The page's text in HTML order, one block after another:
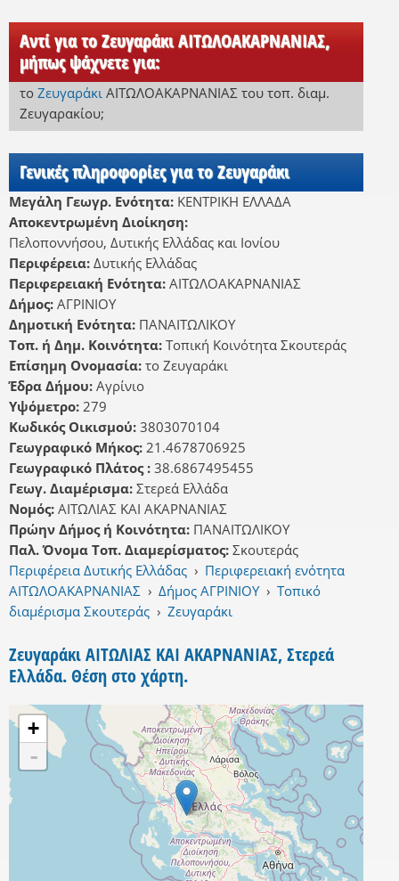
Αντί για το Ζευγαράκι ΑΙΤΩΛΟΑΚΑΡΝΑΝΙΑΣ,
μήπως ψάχνετε για:
το Ζευγαράκι ΑΙΤΩΛΟΑΚΑΡΝΑΝΙΑΣ του τοπ. διαμ.
Ζευγαρακίου;
Γενικές πληροφορίες για το Ζευγαράκι
Μεγάλη Γεωγρ. Ενότητα: ΚΕΝΤΡΙΚΗ ΕΛΛΑΔΑ
Αποκεντρωμένη Διοίκηση:
Πελοποννήσου, Δυτικής Ελλάδας και Ιονίου
Περιφέρεια: Δυτικής Ελλάδας
Περιφερειακή Ενότητα: ΑΙΤΩΛΟΑΚΑΡΝΑΝΙΑΣ
Δήμος: ΑΓΡΙΝΙΟΥ
Δημοτική Ενότητα: ΠΑΝΑΙΤΩΛΙΚΟΥ
Τοπ. ή Δημ. Κοινότητα: Τοπική Κοινότητα Σκουτεράς
Επίσημη Ονομασία: το Ζευγαράκι
Έδρα Δήμου: Αγρίνιο
Υψόμετρο: 279
Κωδικός Οικισμού: 3803070104
Γεωγραφικό Μήκος: 21.4678706925
Γεωγραφικό Πλάτος : 38.6867495455
Γεωγ. Διαμέρισμα: Στερεά Ελλάδα
Νομός: ΑΙΤΩΛΙΑΣ ΚΑΙ ΑΚΑΡΝΑΝΙΑΣ
Πρώην Δήμος ή Κοινότητα: ΠΑΝΑΙΤΩΛΙΚΟΥ
Παλ. Όνομα Τοπ. Διαμερίσματος: Σκουτεράς
Περιφέρεια Δυτικής Ελλάδας › Περιφερειακή ενότητα
ΑΙΤΩΛΟΑΚΑΡΝΑΝΙΑΣ › Δήμος ΑΓΡΙΝΙΟΥ › Τοπικό
διαμέρισμα Σκουτεράς › Ζευγαράκι
Ζευγαράκι ΑΙΤΩΛΙΑΣ ΚΑΙ ΑΚΑΡΝΑΝΙΑΣ, Στερεά
Ελλάδα. Θέση στο χάρτη.
+
-